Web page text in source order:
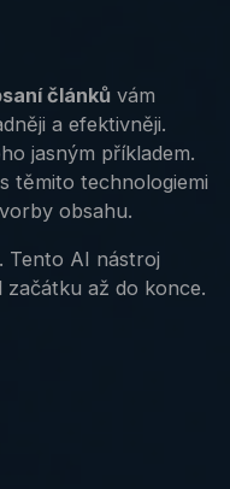
článků vám
a efektivněji.
jasným příkladem.
těmito technologiemi
obsahu.
. Tento AI nástroj
až do konce.